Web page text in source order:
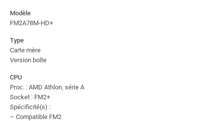
Modèle
FM2A78M-HD+
Type
Carte mère
Version boîte
CPU
Proc. : AMD Athlon, série A
Socket : FM2+
Spécificité(s) :
– Compatible FM2